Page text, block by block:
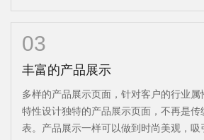
03
丰富的产品展示
多样的产品展示页面，针对客户的行业属
特性设计独特的产品展示页面，不再是传
表。产品展示一样可以做到时尚美观，吸